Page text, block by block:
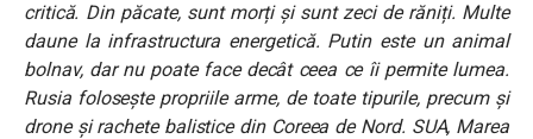
critică. Din păcate, sunt morți și sunt zeci de răniți. Multe
daune la infrastructura energetică. Putin este un animal
bolnav, dar nu poate face decât ceea ce îi permite lumea.
Rusia folosește propriile arme, de toate tipurile, precum și
drone și rachete balistice din Coreea de Nord. SUA, Marea